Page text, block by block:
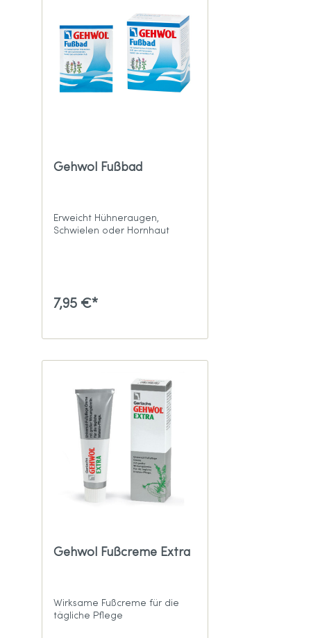
Gehwol Fußbad
Erweicht Hühneraugen,
Schwielen oder Hornhaut
7,95 €*
Gehwol Fußcreme Extra
Wirksame Fußcreme für die
tägliche Pflege